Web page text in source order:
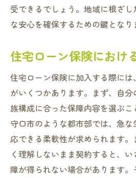
受できるでしょう。地域に根ざ
な安心を確保するための鍵となり
住宅ローン保険におけ
住宅ローン保険に加入する際には
がいくつかあります。まず、自
族構成に合った保障内容を選ぶこ
守口市のような都市部では、急
応できる柔軟性が求められます。
く理解しないまま契約すると、
障が得られない場合があります